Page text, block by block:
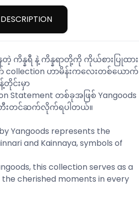
DESCRIPTION
တဲ့ ကိန္နရီ နဲ့ ကိန္နရာတို့ကို ကိုယ်စားပြုထား
collection ဟာမိန်းကလေးတစ်ယောက်
င်းမှာ
Statement တစ်ခုအဖြစ် Yangoods
တီးတင်ဆက်လိုက်ရပါတယ်။
Yangoods represents the
and Kainnaya, symbols of
this collection serves as a
cherished moments in every